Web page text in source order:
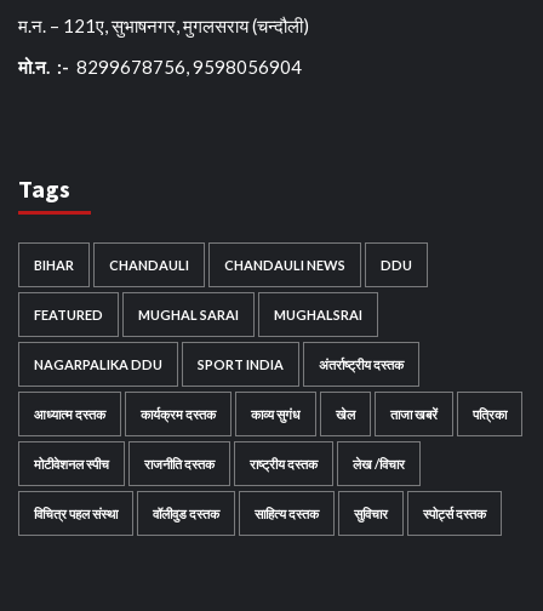
म.न. – 121ए, सुभाषनगर, मुगलसराय (चन्दौली)
मो.न. :- 8299678756, 9598056904
Tags
BIHAR CHANDAULI CHANDAULI NEWS DDU
FEATURED MUGHAL SARAI MUGHALSRAI
NAGARPALIKA DDU SPORT INDIA अंतर्राष्ट्रीय दस्तक
आध्यात्म दस्तक कार्यक्रम दस्तक काव्य सुगंध खेल ताजा खबरें पत्रिका
मोटीवेशनल स्पीच राजनीति दस्तक राष्ट्रीय दस्तक लेख /विचार
विचित्र पहल संस्था वॉलीवुड दस्तक साहित्य दस्तक सुविचार स्पोर्ट्स दस्तक